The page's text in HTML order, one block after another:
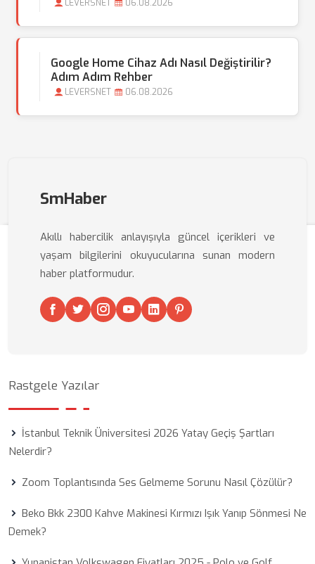
LEVERSNET 06.08.2026
Google Home Cihaz Adı Nasıl Değiştirilir?
Adım Adım Rehber
LEVERSNET 06.08.2026
SmHaber
Akıllı habercilik anlayışıyla güncel içerikleri ve
yaşam bilgilerini okuyucularına sunan modern
haber platformudur.
Rastgele Yazılar
İstanbul Teknik Üniversitesi 2026 Yatay Geçiş Şartları
Nelerdir?
Zoom Toplantısında Ses Gelmeme Sorunu Nasıl Çözülür?
Beko Bkk 2300 Kahve Makinesi Kırmızı Işık Yanıp Sönmesi Ne
Demek?